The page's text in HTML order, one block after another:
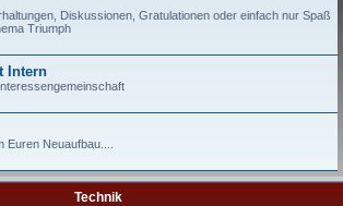
Diskussionen, Gratulationen oder einfach nur Spaß
Triumph
Intern
Euren Neuaufbau....
Technik